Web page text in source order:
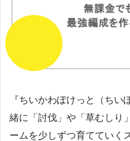
『ちいかわぽけっと（ち
緒に「討伐」や「草むしり
ームを少しずつ育てていく